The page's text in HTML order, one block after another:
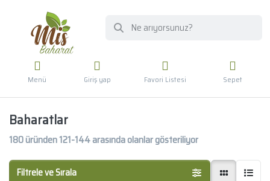
Menü Giriş yap Favori Listesi Sepet
Baharatlar
180üründen121-144arasında olanlar gösteriliyor
Filtrele ve Sırala